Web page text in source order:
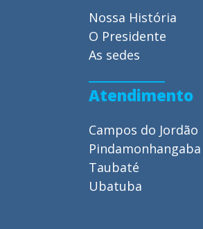
Nossa História
O Presidente
As sedes
Atendimento
Campos do Jordão
Pindamonhangaba
Taubaté
Ubatuba